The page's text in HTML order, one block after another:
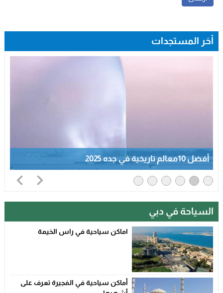
أخر المستجدات
أفضل 10معالم تاريخية في جده 2025
السياحة في دبي
اماكن سياحية في راس الخيمة
أماكن سياحية في الفجيرة تعرف على